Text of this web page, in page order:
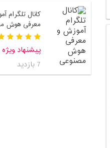
کانال تلگرام
معرفی هوش
پیشنهاد ویژه
7 بازدید